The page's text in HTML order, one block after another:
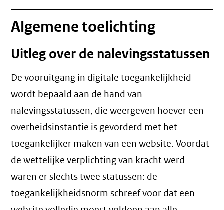
Algemene toelichting
Uitleg over de nalevingsstatussen
De vooruitgang in digitale toegankelijkheid
wordt bepaald aan de hand van
nalevingsstatussen, die weergeven hoever een
overheidsinstantie is gevorderd met het
toegankelijker maken van een website. Voordat
de wettelijke verplichting van kracht werd
waren er slechts twee statussen: de
toegankelijkheidsnorm schreef voor dat een